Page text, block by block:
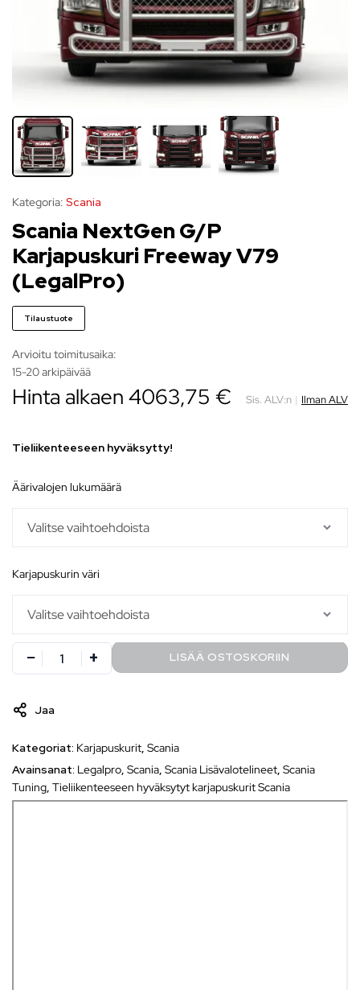
Kategoria: Scania
Scania NextGen G/P
Karjapuskuri Freeway V79
(LegalPro)
Tilaustuote
Arvioitu toimitusaika:
15-20 arkipäivää
Hinta alkaen 4063,75 € Sis. ALV:n | Ilman ALV
Tieliikenteeseen hyväksytty!
äärivalojen lukumäärä
karjapuskurin väri
LISÄÄ OSTOSKORIIN
Jaa
Kategoriat: Karjapuskurit, Scania
Avainsanat: Legalpro, Scania, Scania Lisävalotelineet, Scania
Tuning, Tieliikenteeseen hyväksytyt karjapuskurit Scania